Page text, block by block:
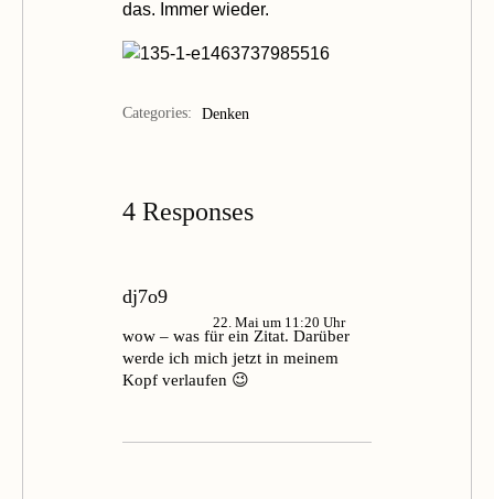
das. Immer wieder.
Categories: Denken
4 Responses
dj7o9
22. Mai um 11:20 Uhr
wow – was für ein Zitat. Darüber
werde ich mich jetzt in meinem
Kopf verlaufen 😉